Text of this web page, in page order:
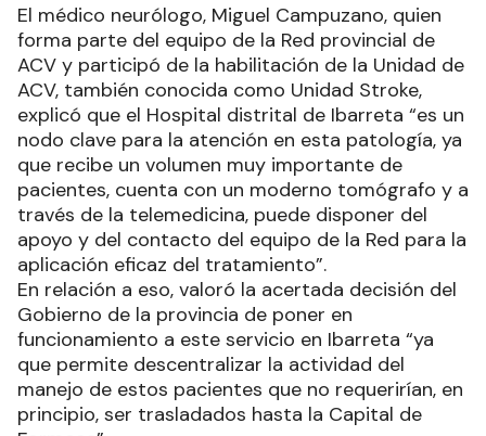
El médico neurólogo, Miguel Campuzano, quien
forma parte del equipo de la Red provincial de
ACV y participó de la habilitación de la Unidad de
ACV, también conocida como Unidad Stroke,
explicó que el Hospital distrital de Ibarreta “es un
nodo clave para la atención en esta patología, ya
que recibe un volumen muy importante de
pacientes, cuenta con un moderno tomógrafo y a
través de la telemedicina, puede disponer del
apoyo y del contacto del equipo de la Red para la
aplicación eficaz del tratamiento”.
En relación a eso, valoró la acertada decisión del
Gobierno de la provincia de poner en
funcionamiento a este servicio en Ibarreta “ya
que permite descentralizar la actividad del
manejo de estos pacientes que no requerirían, en
principio, ser trasladados hasta la Capital de